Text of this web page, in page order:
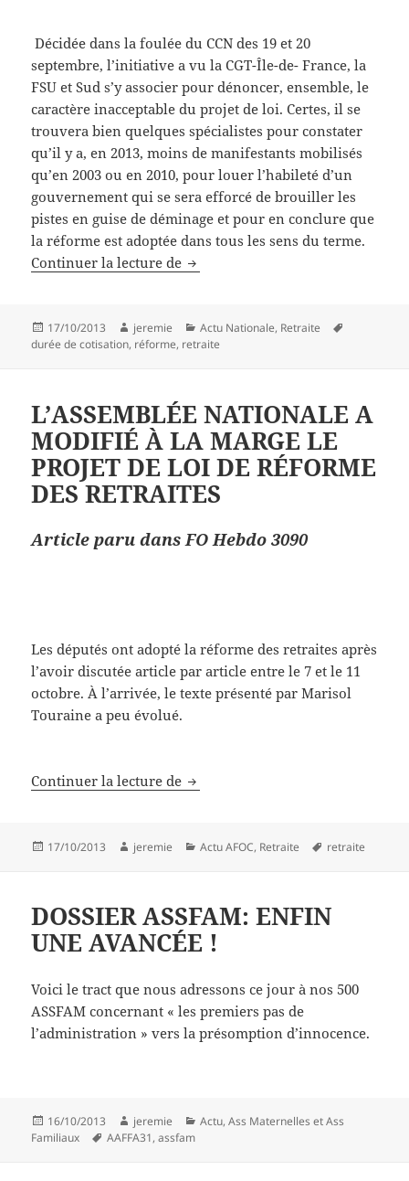
Décidée dans la foulée du CCN des 19 et 20
septembre, l’initiative a vu la CGT-Île-de- France, la
FSU et Sud s’y associer pour dénoncer, ensemble, le
caractère inacceptable du projet de loi. Certes, il se
trouvera bien quelques spécialistes pour constater
qu’il y a, en 2013, moins de manifestants mobilisés
qu’en 2003 ou en 2010, pour louer l’habileté d’un
gouvernement qui se sera efforcé de brouiller les
pistes en guise de déminage et pour en conclure que
la réforme est adoptée dans tous les sens du terme.
Continuer la lecture de PLACE DE LA CONCORDE, LES
Publié
le
17/10/2013 Auteur
jeremie Catégories
Actu Nationale, Retraite
durée de cotisation, réforme, retraite
L’ASSEMBLÉE NATIONALE A
MODIFIÉ À LA MARGE LE
PROJET DE LOI DE RÉFORME
DES RETRAITES
Article paru dans FO Hebdo 3090
Les députés ont adopté la réforme des retraites après
l’avoir discutée article par article entre le 7 et le 11
octobre. À l’arrivée, le texte présenté par Marisol
Touraine a peu évolué.
Continuer la lecture de L’ASSEMBLÉE NATIONALE A
Publié
17/10/2013 Auteur
jeremie Catégories
Actu AFOC, Retraite
Mots-
retraite
DOSSIER ASSFAM: ENFIN
UNE AVANCÉE !
Voici le tract que nous adressons ce jour à nos 500
ASSFAM concernant « les premiers pas de
l’administration » vers la présomption d’innocence.
Publié
le
16/10/2013 Auteur
jeremie Catégories
Actu,Ass Maternelles et Ass
Familiaux
Mots-
AAFFA31,assfam